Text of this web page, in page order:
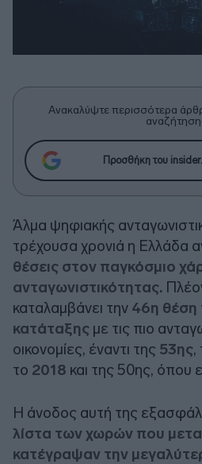
Ανακαλύψτε περισσότερα
Προσθήκη του
Άλμα ψηφιακής
τρέχουσα χρονιά η Ελλάδα
θέσεις στον παγκόσμιο
ανταγωνιστικότητας.
καταλαμβάνει την 46η θέση
κατάταξης με τις πιο
οικονομίες, έναντι της 53ης,
το 2018 και της 50ης, όπου
Η άνοδος αυτή της
λίστα των χωρών που
κατέγραψαν την